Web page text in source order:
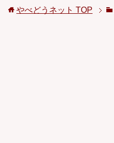
やべどうネット TOP